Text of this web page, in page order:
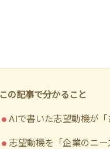
この記事で分かること
AIで書いた志望動機が
志望動機を「企業のニ